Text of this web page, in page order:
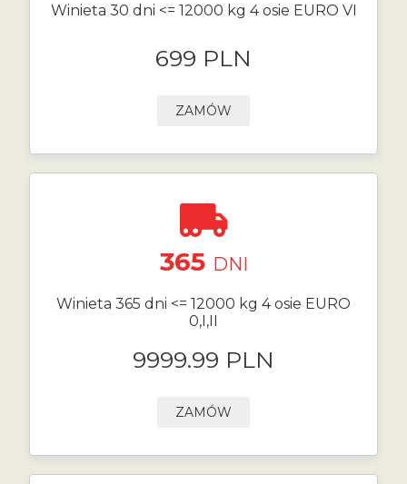
Winieta 30 dni <= 12000 kg 4 osie EURO VI
699 PLN
ZAMÓW
365 DNI
Winieta 365 dni <= 12000 kg 4 osie EURO
0,I,II
9999.99 PLN
ZAMÓW